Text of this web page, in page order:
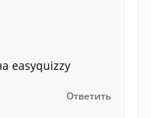
easyquizzy
Ответить